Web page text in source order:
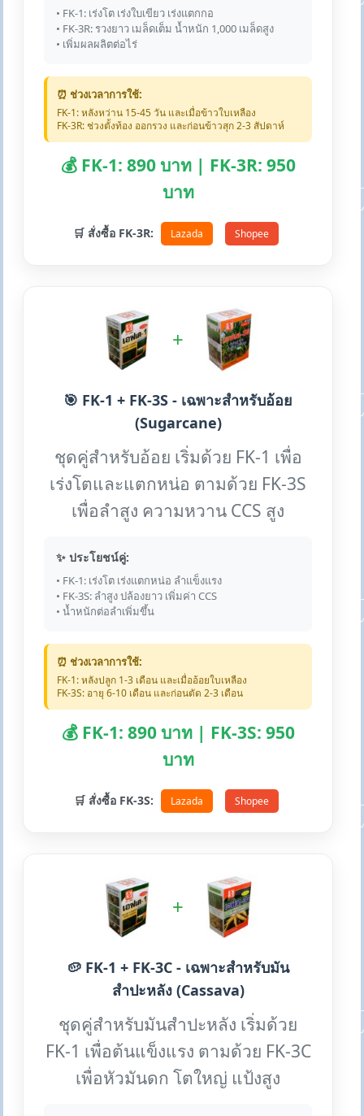
• FK-1: เร่งโต เร่งใบเขียว เร่งแตกกอ
• FK-3R: รวงยาว เมล็ดเต็ม น้ำหนัก 1,000 เมล็ดสูง
• เพิ่มผลผลิตต่อไร่
⏰ ช่วงเวลาการใช้:
FK-1: หลังหว่าน 15-45 วัน และเมื่อข้าวใบเหลือง
FK-3R: ช่วงตั้งท้อง ออกรวง และก่อนข้าวสุก 2-3 สัปดาห์
💰 FK-1: 890 บาท | FK-3R: 950
บาท
🛒 สั่งซื้อ FK-3R: Lazada Shopee
+
🎯 FK-1 + FK-3S - เฉพาะสำหรับอ้อย
(Sugarcane)
ชุดคู่สำหรับอ้อย เริ่มด้วย FK-1 เพื่อ
เร่งโตและแตกหน่อ ตามด้วย FK-3S
เพื่อลำสูง ความหวาน CCS สูง
✨ ประโยชน์คู่:
• FK-1: เร่งโต เร่งแตกหน่อ ลำแข็งแรง
• FK-3S: ลำสูง ปล้องยาว เพิ่มค่า CCS
• น้ำหนักต่อลำเพิ่มขึ้น
⏰ ช่วงเวลาการใช้:
FK-1: หลังปลูก 1-3 เดือน และเมื่ออ้อยใบเหลือง
FK-3S: อายุ 6-10 เดือน และก่อนตัด 2-3 เดือน
💰 FK-1: 890 บาท | FK-3S: 950
บาท
🛒 สั่งซื้อ FK-3S: Lazada Shopee
+
🥔 FK-1 + FK-3C - เฉพาะสำหรับมัน
สำปะหลัง (Cassava)
ชุดคู่สำหรับมันสำปะหลัง เริ่มด้วย
FK-1 เพื่อต้นแข็งแรง ตามด้วย FK-3C
เพื่อหัวมันดก โตใหญ่ แป้งสูง